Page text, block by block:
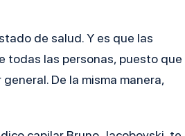
de salud. Y es que las
todas las personas, puesto que
De la misma manera,